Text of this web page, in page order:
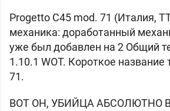
Progetto C45 mod. 71 (Италия,
механика: доработанный
уже был добавлен на 2 Общий
1.10.1 WOT. Короткое название
71.
ВОТ ОН, УБИЙЦА АБСОЛЮТНО